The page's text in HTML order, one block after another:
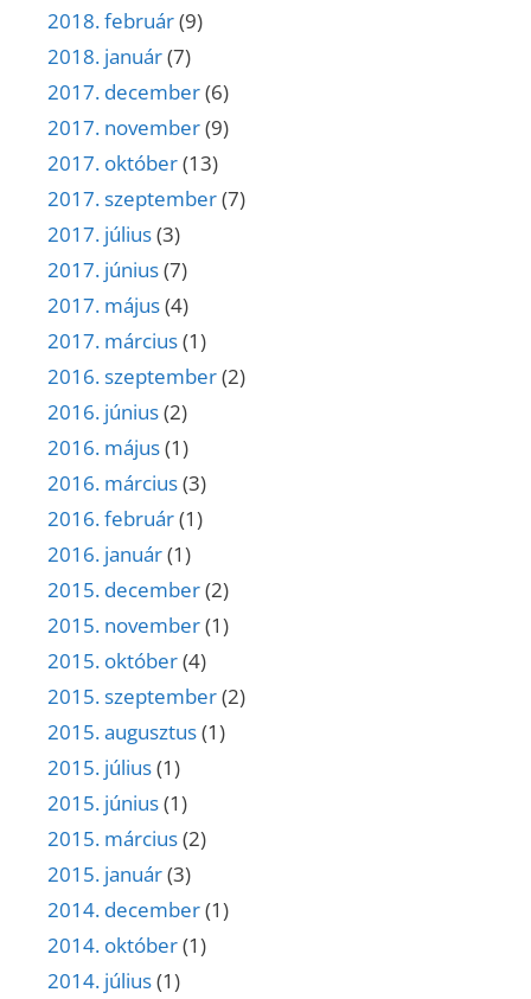
2018. február(9)
2018. január(7)
2017. december(6)
2017. november(9)
2017. október(13)
2017. szeptember(7)
2017. július(3)
2017. június(7)
2017. május(4)
2017. március(1)
2016. szeptember(2)
2016. június(2)
2016. május(1)
2016. március(3)
2016. február(1)
2016. január(1)
2015. december(2)
2015. november(1)
2015. október(4)
2015. szeptember(2)
2015. augusztus(1)
2015. július(1)
2015. június(1)
2015. március(2)
2015. január(3)
2014. december(1)
2014. október(1)
2014. július(1)